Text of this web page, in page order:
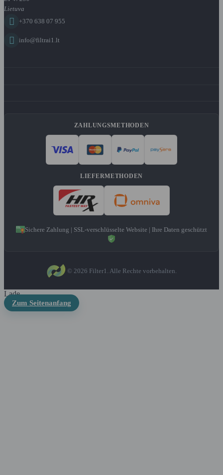
Lietuva
 +370 638 07 955
 info@filtrai1.lt
ZAHLUNGSMETHODEN
LIEFERMETHODEN
Sichere Zahlung | SSL-verschlüsselte Website | Ihre Daten geschützt
© 2026 Filter1. Alle Rechte vorbehalten.
Lade ...
Zum Seitenanfang